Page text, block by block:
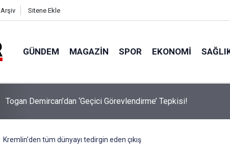
Arşiv Sitene Ekle
GÜNDEM MAGAZIN SPOR EKONOMI
Sıcak Havalarda Ödem Şikayetini Hafife Almayın!
Kremlin'den tüm dünyayı tedirgin eden çıkış